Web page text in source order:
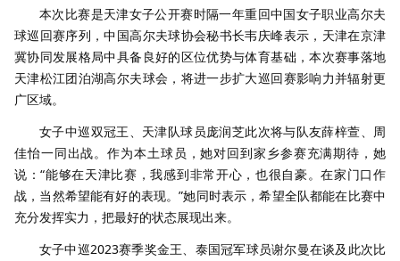
本次比赛是天津女子公开赛时隔一年重回中国女子职业高尔夫
球巡回赛序列，中国高尔夫球协会秘书长韦庆峰表示，天津在京津
冀协同发展格局中具备良好的区位优势与体育基础，本次赛事落地
天津松江团泊湖高尔夫球会，将进一步扩大巡回赛影响力并辐射更
广区域。
女子中巡双冠王、天津队球员庞润芝此次将与队友薛梓萱、周
佳怡一同出战。作为本土球员，她对回到家乡参赛充满期待，她
说：“能够在天津比赛，我感到非常开心，也很自豪。在家门口作
战，当然希望能有好的表现。”她同时表示，希望全队都能在比赛中
充分发挥实力，把最好的状态展现出来。
女子中巡2023赛季奖金王、泰国冠军球员谢尔曼在谈及此次比